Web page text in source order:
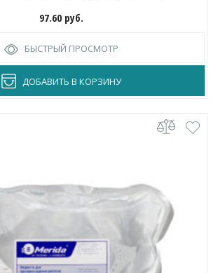
97.60 руб.
БЫСТРЫЙ ПРОСМОТР
ДОБАВИТЬ В КОРЗИНУ